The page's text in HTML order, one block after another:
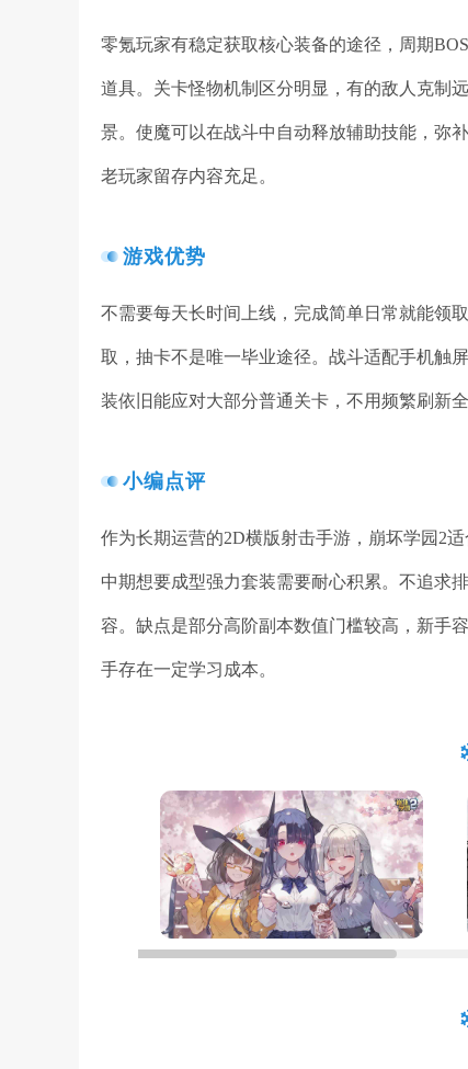
零氪玩家有稳定获取核心装备的途径，周期
道具。关卡怪物机制区分明显，有的敌人克制
景。使魔可以在战斗中自动释放辅助技能，弥
老玩家留存内容充足。
游戏优势
不需要每天长时间上线，完成简单日常就能领
取，抽卡不是唯一毕业途径。战斗适配手机触
装依旧能应对大部分普通关卡，不用频繁刷新
小编点评
作为长期运营的2D横版射击手游，崩坏学园2
中期想要成型强力套装需要耐心积累。不追求
容。缺点是部分高阶副本数值门槛较高，新手
手存在一定学习成本。